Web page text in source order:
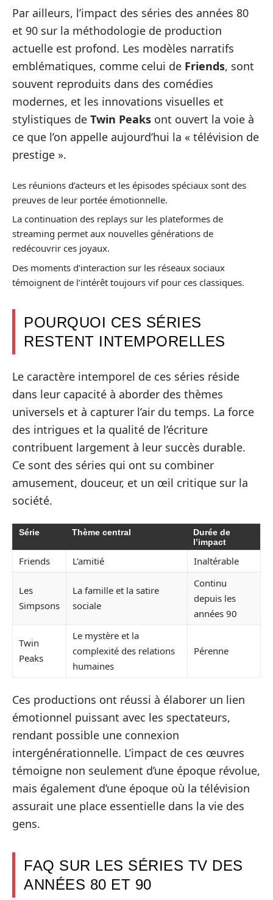
Par ailleurs, l’impact des séries des années 80
et 90 sur la méthodologie de production
actuelle est profond. Les modèles narratifs
emblématiques, comme celui de Friends, sont
souvent reproduits dans des comédies
modernes, et les innovations visuelles et
stylistiques de Twin Peaks ont ouvert la voie à
ce que l’on appelle aujourd’hui la « télévision de
prestige ».
Les réunions d’acteurs et les épisodes spéciaux sont des
preuves de leur portée émotionnelle.
La continuation des replays sur les plateformes de
streaming permet aux nouvelles générations de
redécouvrir ces joyaux.
Des moments d’interaction sur les réseaux sociaux
témoignent de l’intérêt toujours vif pour ces classiques.
POURQUOI CES SÉRIES
RESTENT INTEMPORELLES
Le caractère intemporel de ces séries réside
dans leur capacité à aborder des thèmes
universels et à capturer l’air du temps. La force
des intrigues et la qualité de l’écriture
contribuent largement à leur succès durable.
Ce sont des séries qui ont su combiner
amusement, douceur, et un œil critique sur la
société.
Série Thème central
Durée de
l’impact
Friends L’amitié Inaltérable
Les
Simpsons
La famille et la satire
sociale
Continu
depuis les
années 90
Twin
Peaks
Le mystère et la
complexité des relations
humaines
Pérenne
Ces productions ont réussi à élaborer un lien
émotionnel puissant avec les spectateurs,
rendant possible une connexion
intergénérationnelle. L’impact de ces œuvres
témoigne non seulement d’une époque révolue,
mais également d’une époque où la télévision
assurait une place essentielle dans la vie des
gens.
FAQ SUR LES SÉRIES TV DES
ANNÉES 80 ET 90